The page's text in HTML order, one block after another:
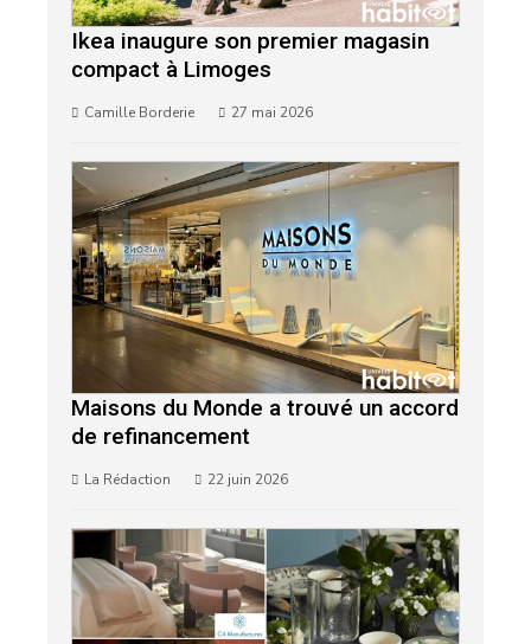
Ikea inaugure son premier magasin
compact à Limoges
Camille Borderie 27 mai 2026
Maisons du Monde a trouvé un accord
de refinancement
La Rédaction 22 juin 2026